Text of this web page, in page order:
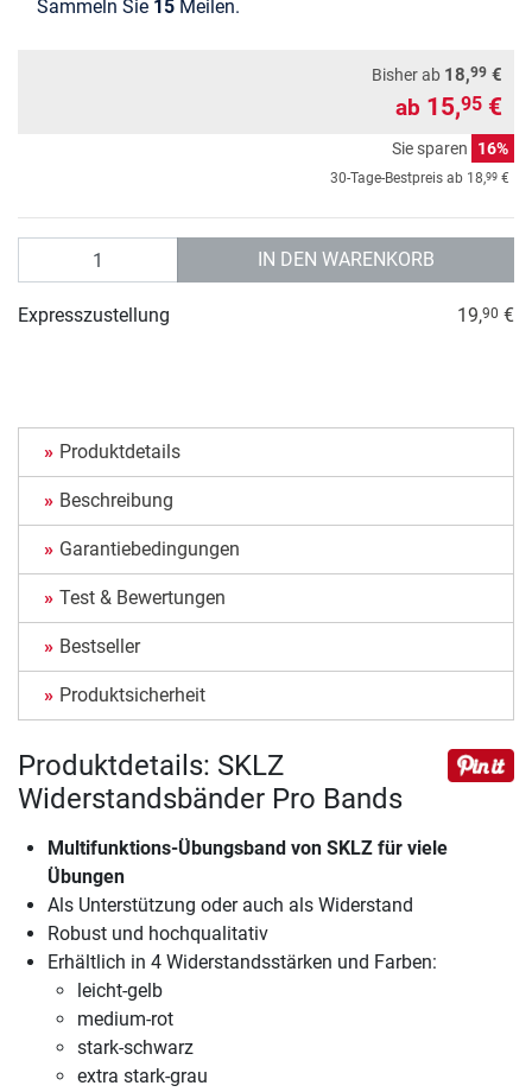
Sammeln Sie 15 Meilen.
Bisher ab 18,99 €
ab 15,95 €
Sie sparen 16%
30-Tage-Bestpreis ab 18,99 €
IN DEN WARENKORB
Expresszustellung 19,90 €
Produktdetails
Beschreibung
Garantiebedingungen
Test & Bewertungen
Bestseller
Produktsicherheit
Produktdetails: SKLZ
Widerstandsbänder Pro Bands
Multifunktions-Übungsband von SKLZ für viele
Übungen
Als Unterstützung oder auch als Widerstand
Robust und hochqualitativ
Erhältlich in 4 Widerstandsstärken und Farben:
leicht-gelb
medium-rot
stark-schwarz
extra stark-grau